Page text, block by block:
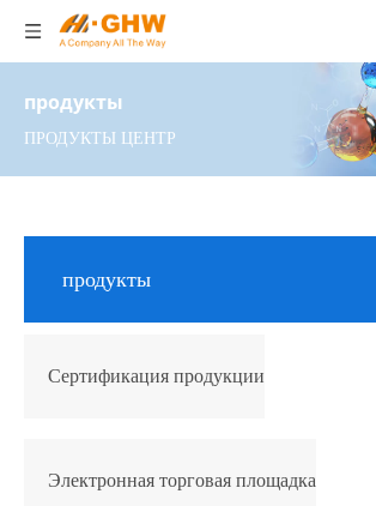
продукты
ПРОДУКТЫ ЦЕНТР
продукты
Сертификация продукции
Электронная торговая площадка